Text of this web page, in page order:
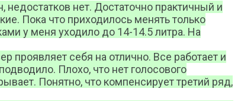
нет. Достаточно практичный и
Пока что приходилось менять только
у меня уходило до 14-14.5 литра. На
проявляет себя на отлично. Все работает и
Плохо, что нет голосового
Понятно, что компенсирует третий ряд,